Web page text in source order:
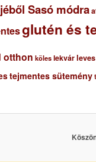
Sasó módra
glutén és
otthon köles lekvárleves
tejmentes sütemény